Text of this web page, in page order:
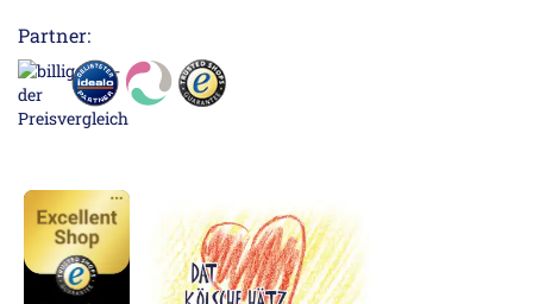
Partner: